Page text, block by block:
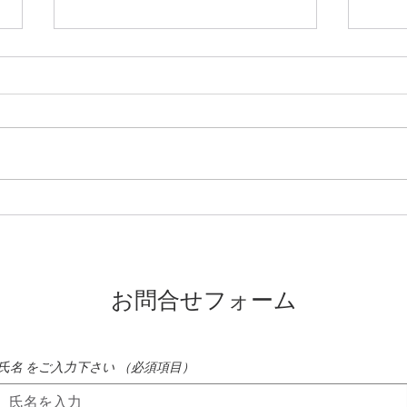
蓼科高原ではニッコウキスゲ
氷
お問合せフォーム
名 をご入力下さい （必須項目）